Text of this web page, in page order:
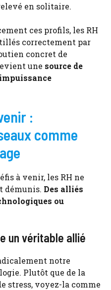
en solitaire.
ces profils, les RH
correctement par
concret de
une source de
:
comme
à venir, les RH ne
démunis. Des alliés
ou
un véritable allié
notre
Plutôt que de la
stress, voyez-la comme